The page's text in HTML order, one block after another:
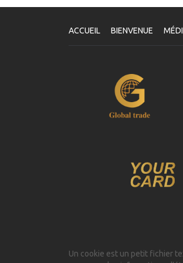
ACCUEIL BIENVENUE
Un cookie est un petit fichier